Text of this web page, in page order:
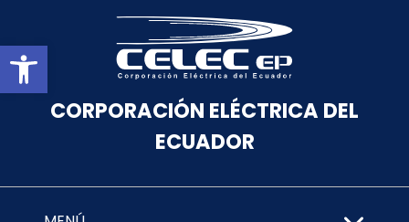
Abrir barra de herramientas
CORPORACIÓN ELÉCTRICA DEL
ECUADOR